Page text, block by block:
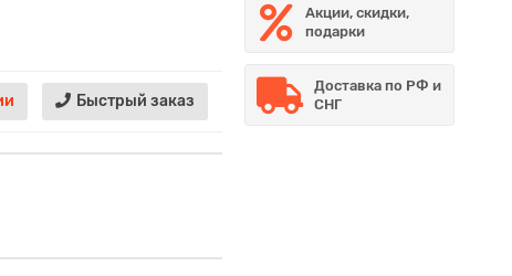
Быстрый заказ
Акции, скидки,
подарки
Доставка по РФ и
СНГ